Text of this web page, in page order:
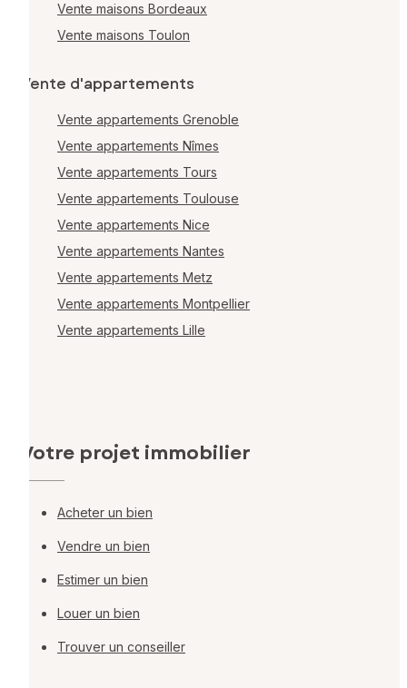
Vente maisons Bordeaux
Vente maisons Toulon
Vente d'appartements
Vente appartements Grenoble
Vente appartements Nîmes
Vente appartements Tours
Vente appartements Toulouse
Vente appartements Nice
Vente appartements Nantes
Vente appartements Metz
Vente appartements Montpellier
Vente appartements Lille
Votre projet immobilier
Acheter un bien
Vendre un bien
Estimer un bien
Louer un bien
Trouver un conseiller